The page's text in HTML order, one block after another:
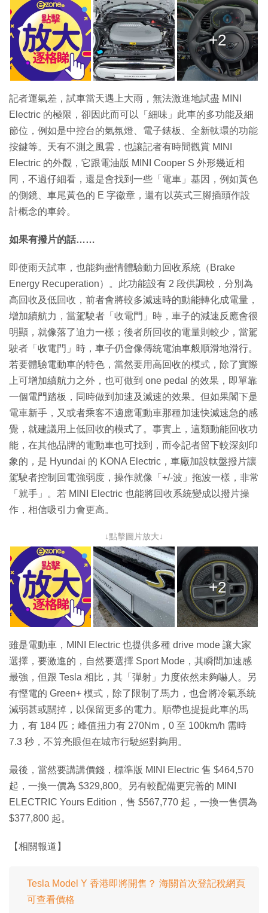
+2
記者運氣差，試車當天遇上大雨，無法激進地試盡 MINI
Electric 的極限，卻因此而可以「細味」此車的多功能及細
節位，例如是中控台的氣氛燈、電子錶板、全新軚環的功能
按鍵等。天有不測之風雲，也讓記者有時間觀賞 MINI
Electric 的外觀，它跟電油版 MINI Cooper S 外形幾近相
同，不過仔細看，還是會找到一些「電車」基因，例如黃色
的側鏡、車尾黃色的 E 字徽章，還有以英式三腳插頭作設
計概念的車鈴。
如果有撥片的話……
即使雨天試車，也能夠盡情體驗動力回收系統（Brake
Energy Recuperation）。此功能設有 2 段供調校，分別為
高回收及低回收，前者會將較多減速時的動能轉化成電量，
增加續航力，當駕駛者「收電門」時，車子的減速反應會很
明顯，就像落了迫力一樣；後者所回收的電量則較少，當駕
駛者「收電門」時，車子仍會像傳統電油車般順滑地滑行。
若要體驗電動車的特色，當然要用高回收的模式，除了實際
上可增加續航力之外，也可做到 one pedal 的效果，即單靠
一個電門踏板，同時做到加速及減速的效果。但如果閣下是
電車新手，又或者乘客不適應電動車那種加速快減速急的感
覺，就建議用上低回收的模式了。事實上，這類動能回收功
能，在其他品牌的電動車也可找到，而令記者留下較深刻印
象的，是 Hyundai 的 KONA Electric，車廠加設軚盤撥片讓
駕駛者控制回電強弱度，操作就像「+/-波」拖波一樣，非常
「就手」。若 MINI Electric 也能將回收系統變成以撥片操
作，相信吸引力會更高。
↓點擊圖片放大↓
+2
雖是電動車，MINI Electric 也提供多種 drive mode 讓大家
選擇，要激進的，自然要選擇 Sport Mode，其瞬間加速感
最強，但跟 Tesla 相比，其「彈射」力度依然未夠嚇人。另
有慳電的 Green+ 模式，除了限制了馬力，也會將冷氣系統
減弱甚或關掉，以保留更多的電力。順帶也提提此車的馬
力，有 184 匹；峰值扭力有 270Nm，0 至 100km/h 需時
7.3 秒，不算亮眼但在城市行駛絕對夠用。
最後，當然要講講價錢，標準版 MINI Electric 售 $464,570
起，一換一價為 $329,800。另有較配備更完善的 MINI
ELECTRIC Yours Edition，售 $567,770 起，一換一售價為
$377,800 起。
【相關報道】
Tesla Model Y 香港即將開售？ 海關首次登記稅網頁
可查看價格